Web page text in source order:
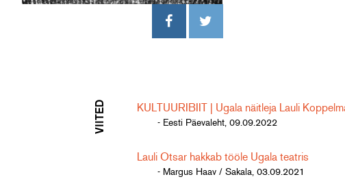
VIITED KULTUURIBIIT | Ugala näitleja Lauli
- Eesti Päevaleht, 09.09.2022
Lauli Otsar hakkab tööle Ugala teatris
- Margus Haav / Sakala, 03.09.2021